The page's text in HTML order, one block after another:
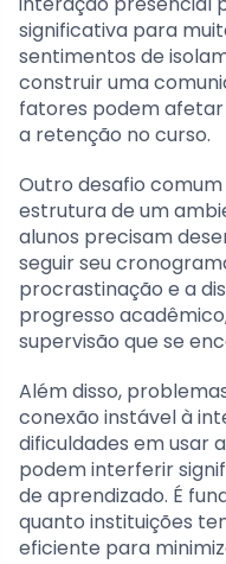
significativa para
sentimentos de
construir uma
fatores podem
a retenção no curso.
Outro desafio
estrutura de um
alunos precisam
seguir seu
procrastinação e a
progresso
supervisão que se
Além disso,
conexão instável à
dificuldades em usar
podem interferir
de aprendizado. É
quanto instituições
eficiente para